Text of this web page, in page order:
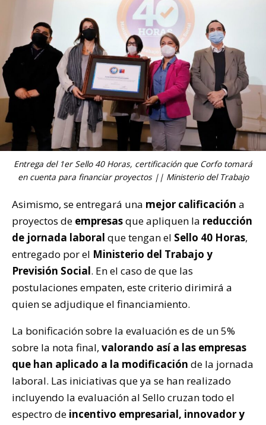
Entrega del 1er Sello 40 Horas, certificación que Corfo tomará
en cuenta para financiar proyectos || Ministerio del Trabajo
Asimismo, se entregará una mejor calificación a
proyectos de empresasque apliquen la reducción
de jornada laboral que tengan el Sello 40 Horas,
entregado por el Ministerio del Trabajo y
Previsión Social. En el caso de que las
postulaciones empaten, este criterio dirimirá a
quien se adjudique el financiamiento.
La bonificación sobre la evaluación es de un 5%
sobre la nota final, valorando así a las empresas
que han aplicado a la modificación de la jornada
laboral. Las iniciativas que ya se han realizado
incluyendo la evaluación al Sello cruzan todo el
espectro de incentivo empresarial, innovador y